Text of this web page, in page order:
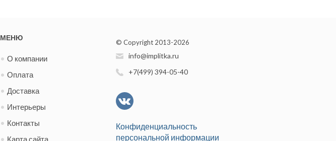
МЕНЮ
О компании
Оплата
Доставка
Интерьеры
Контакты
Карта сайта
© Copyright 2013-2026
info@implitka.ru
+7(499) 394-05-40
Конфиденциальность
персональной информации